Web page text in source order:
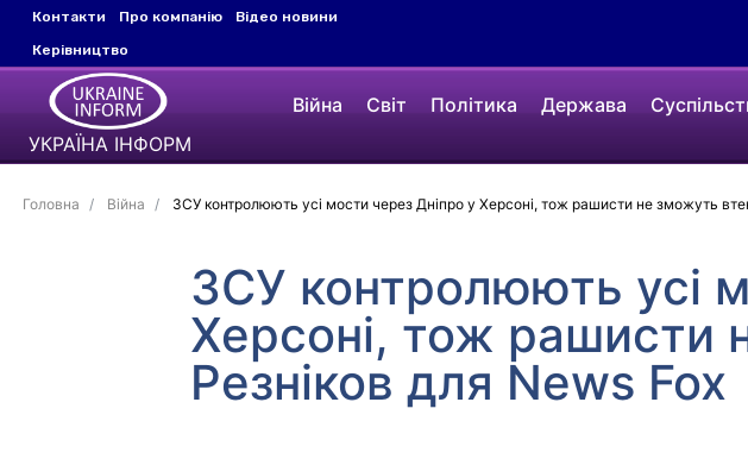
Контакти Про компанію
Відео новини
Керівництво
УКРАЇНА ІНФОРМ
Війна Світ Політика Держава
Головна Війна ЗСУ контролюють усі мости через Дніпро у Херсоні, тож рашисти не зможуть
ЗСУ контролюють усі
Херсоні, тож рашисти
Резніков для News Fox